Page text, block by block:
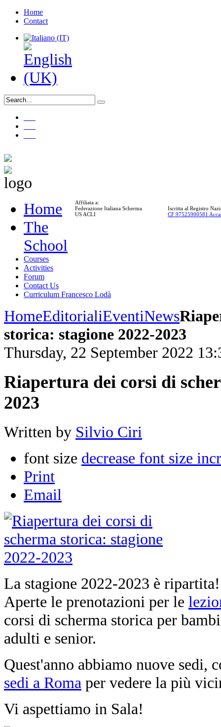
Home
Contact
Affiliata a:
Federazione Italiana Scherma
US ACLI
Iscritta al Registro
CF 97525900581
Home
The
School
Courses
Activities
Forum
Contact Us
Curriculum Francesco Lodà
HomeEditorialiEventiNews
storica: stagione 2022-2023
Thursday, 22 September 2022
Riapertura dei corsi di
2023
Written by Silvio Ciri
font size decrease font size
Print
Email
La stagione 2022-2023 è ripartita!
Aperte le prenotazioni per le
corsi di scherma storica per
adulti e senior.
Quest'anno abbiamo nuove sedi,
sedi a Roma per vedere la più
Vi aspettiamo in Sala!